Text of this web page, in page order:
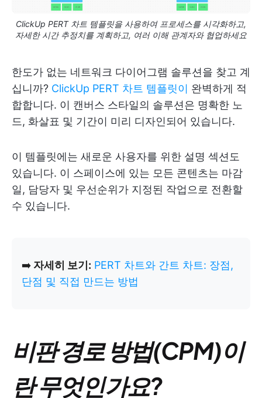
ClickUp PERT 차트 템플릿을 사용하여 프로세스를 시각화하고,
자세한 시간 추정치를 계획하고, 여러 이해 관계자와 협업하세요
한도가 없는 네트워크 다이어그램 솔루션을 찾고 계
십니까? ClickUp PERT 차트 템플릿이 완벽하게 적
합합니다. 이 캔버스 스타일의 솔루션은 명확한 노
드, 화살표 및 기간이 미리 디자인되어 있습니다.
이 템플릿에는 새로운 사용자를 위한 설명 섹션도
있습니다. 이 스페이스에 있는 모든 콘텐츠는 마감
일, 담당자 및 우선순위가 지정된 작업으로 전환할
수 있습니다.
➡️ 자세히 보기: PERT 차트와 간트 차트: 장점,
단점 및 직접 만드는 방법
비판 경로 방법(CPM)이
란 무엇인가요?